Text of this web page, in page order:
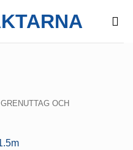
GRENUTTAG OCH